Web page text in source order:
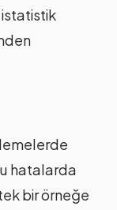
istatistik
hatalarda
bir örneğe